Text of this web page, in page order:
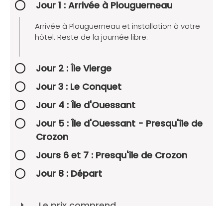
Jour 1 : Arrivée à Plouguerneau
Arrivée à Plouguerneau et installation à votre
hôtel. Reste de la journée libre.
Jour 2 : Île Vierge
Jour 3 : Le Conquet
Jour 4 : Île d'Ouessant
Jour 5 : Île d'Ouessant - Presqu'île de
Crozon
Jours 6 et 7 : Presqu'île de Crozon
Jour 8 : Départ